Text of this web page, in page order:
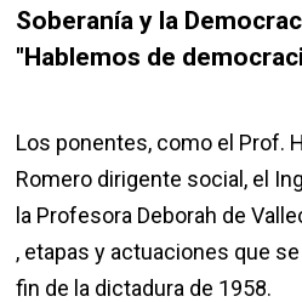
Soberanía y la
"Hablemos de
Los ponentes, como el Prof.
Romero dirigente social, el
la Profesora Deborah de
, etapas y actuaciones que
fin de la dictadura de 1958.